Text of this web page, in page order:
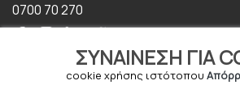
ΣΥΝΑΊΝΕΣΗ ΓΙΑ
cookie χρήσης ιστότοπου
0700 70 270